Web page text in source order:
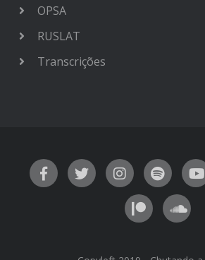
OPSA
RUSLAT
Transcrições